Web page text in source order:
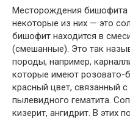
Месторождения бишофита
некоторые из них — это
бишофит находится в
(смешанные). Это так
породы, например,
которые имеют розовато-
красный цвет, связанный
пылевидного гематита.
кизерит, ангидрит. В этих